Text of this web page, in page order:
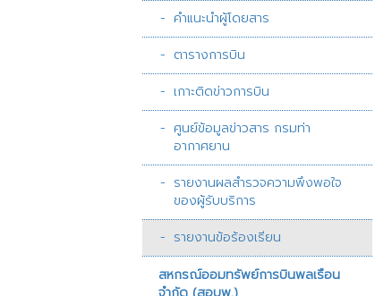
คำแนะนำผู้โดยสาร
ตารางการบิน
เกาะติดข่าวการบิน
ศูนย์ข้อมูลข่าวสาร กรมท่า
อากาศยาน
รายงานผลสำรวจความพึงพอใจ
ของผู้รับบริการ
รายงานข้อร้องเรียน
สหกรณ์ออมทรัพย์การบินพลเรือน